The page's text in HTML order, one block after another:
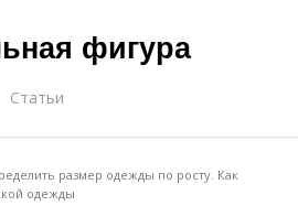
фигура
Статьи
размер одежды по росту. Как
одежды